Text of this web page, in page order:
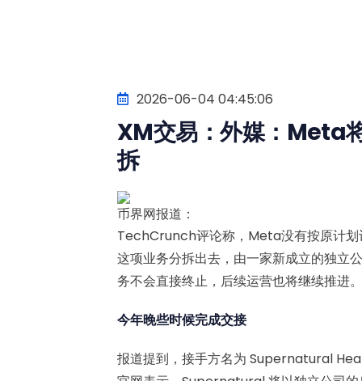
2026-06-04 04:45:06
XM交易：外媒：Meta
拆
币界网报道：
TechCrunch评论称，Meta没有按原计
这项业务分拆出去，由一家新成立的独立
务不会直接终止，后续运营也将继续推进。
今年晚些时候完成交接
报道提到，接手方名为 Supernatural